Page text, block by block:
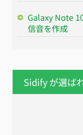
Galaxy Note
信音を作成
Sidify が選ば